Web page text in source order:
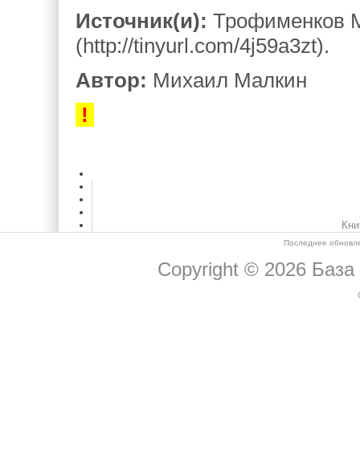
Источник(и): Трофименков
(http://tinyurl.com/4j59a3zt).
Автор: Михаил Малкин
!
Последнее
Copyright © 2026 База